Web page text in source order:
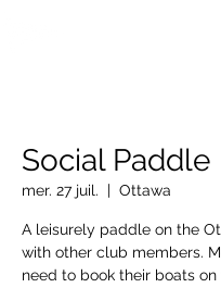
Social Paddle
mer. 27 juil.
  |
Ottawa
A leisurely paddle on the
with other club members.
need to book their boats on